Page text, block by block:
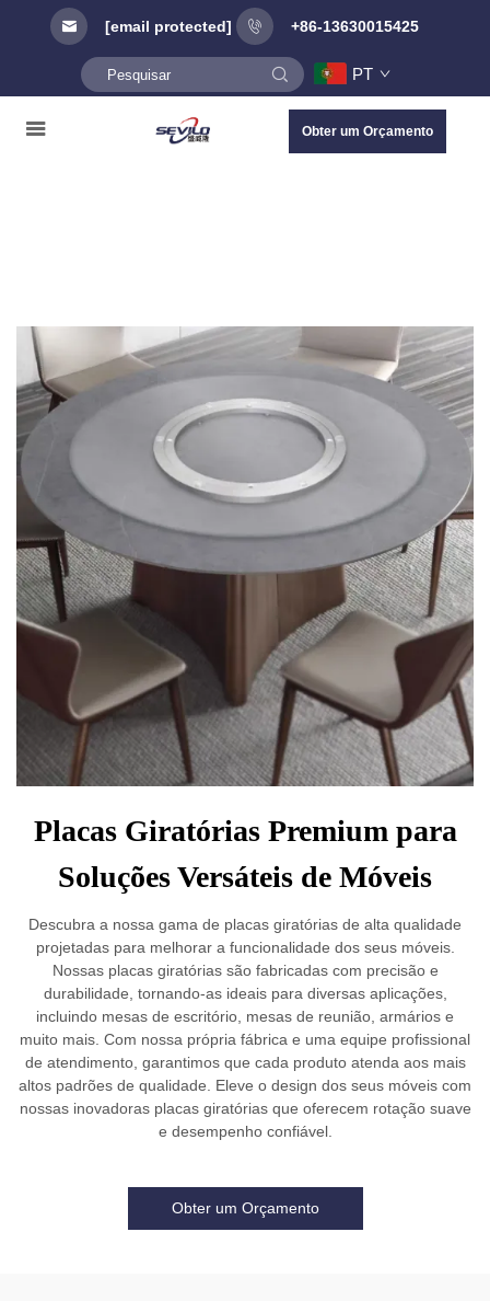
[email protected] +86-13630015425
PT
Obter um Orçamento
Placas Giratórias Premium para
Soluções Versáteis de Móveis
Descubra a nossa gama de placas giratórias de alta qualidade
projetadas para melhorar a funcionalidade dos seus móveis.
Nossas placas giratórias são fabricadas com precisão e
durabilidade, tornando-as ideais para diversas aplicações,
incluindo mesas de escritório, mesas de reunião, armários e
muito mais. Com nossa própria fábrica e uma equipe profissional
de atendimento, garantimos que cada produto atenda aos mais
altos padrões de qualidade. Eleve o design dos seus móveis com
nossas inovadoras placas giratórias que oferecem rotação suave
e desempenho confiável.
Obter um Orçamento